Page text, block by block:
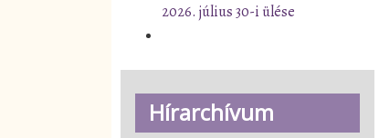
2026. július 30-i ülése
Hírarchívum